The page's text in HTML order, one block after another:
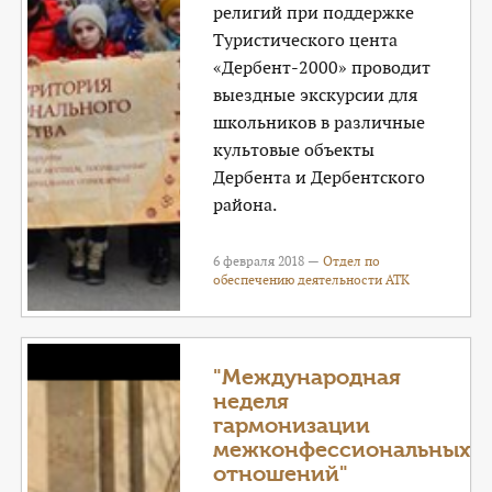
религий при поддержке
Туристического цента
«Дербент-2000» проводит
выездные экскурсии для
школьников в различные
культовые объекты
Дербента и Дербентского
района.
6 февраля 2018 —Отдел по
обеспечению деятельности АТК
"Международная
неделя
гармонизации
межконфессиональных
отношений"